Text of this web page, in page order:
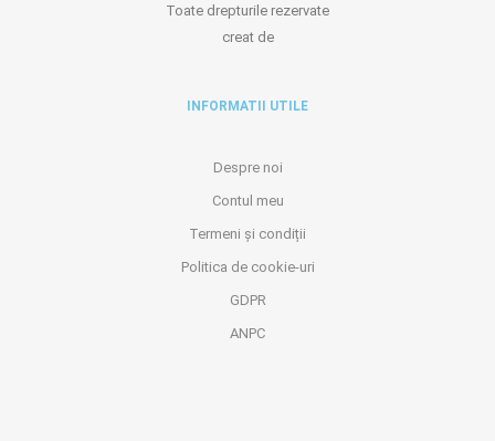
Toate drepturile rezervate
creat de
INFORMATII UTILE
Despre noi
Contul meu
Termeni și condiții
Politica de cookie-uri
GDPR
ANPC